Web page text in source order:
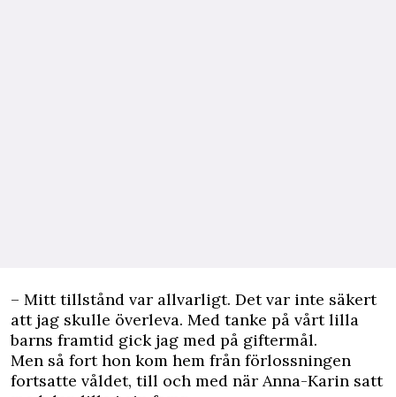
– Mitt tillstånd var allvarligt. Det var inte säkert
att jag skulle överleva. Med tanke på vårt lilla
barns framtid gick jag med på giftermål.
Men så fort hon kom hem från förlossningen
fortsatte våldet, till och med när Anna-Karin satt